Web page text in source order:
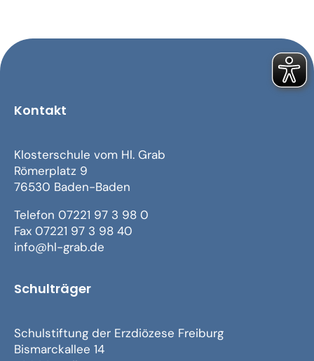
Kontakt
Klosterschule vom Hl. Grab
Römerplatz 9
76530 Baden-Baden
Telefon 07221 97 3 98 0
Fax 07221 97 3 98 40
info@hl-grab.de
Schulträger
Schulstiftung der Erzdiözese Freiburg
Bismarckallee 14